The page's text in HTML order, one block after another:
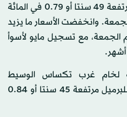
62.48 دولار للبرميل مرتفعة 49 سنتا أو 0.79 في المائة
وانخفضت الأسعار ما يزيد
الجمعة، مع تسجيل مايو لأسوأ
لخام غرب تكساس الوسيط
الأميركي 53.95 دولار للبرميل مرتفعة 45 سنتا أو 0.84